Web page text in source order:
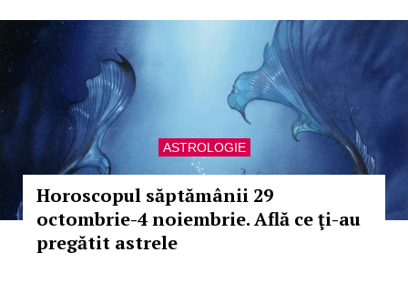
ASTROLOGIE
Horoscopul săptămânii 29
octombrie-4 noiembrie. Află ce ţi-au
pregătit astrele